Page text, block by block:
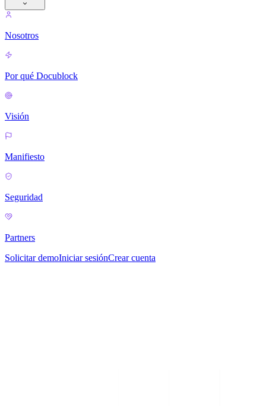
Nosotros
Por qué Docublock
Visión
Manifiesto
Seguridad
Partners
Solicitar demoIniciar sesiónCrear cuenta